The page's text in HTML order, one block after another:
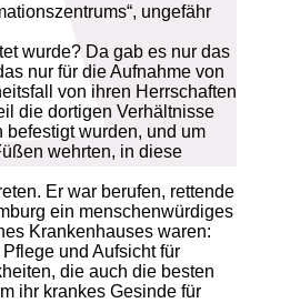
ungefähr
wurde? Da gab es nur das
nur für die Aufnahme von
von ihren Herrschaften
die dortigen Verhältnisse
befestigt wurden, und um
wehrten, in diese
Er war berufen, rettende
ein menschenwürdiges
Krankenhauses waren:
und Aufsicht für
die auch die besten
ihr krankes Gesinde für